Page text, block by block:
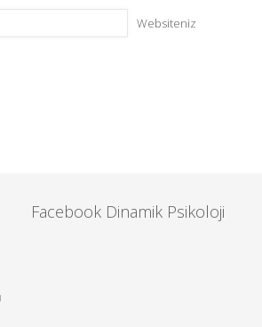
Websiteniz
Facebook Dinamik Psikoloji